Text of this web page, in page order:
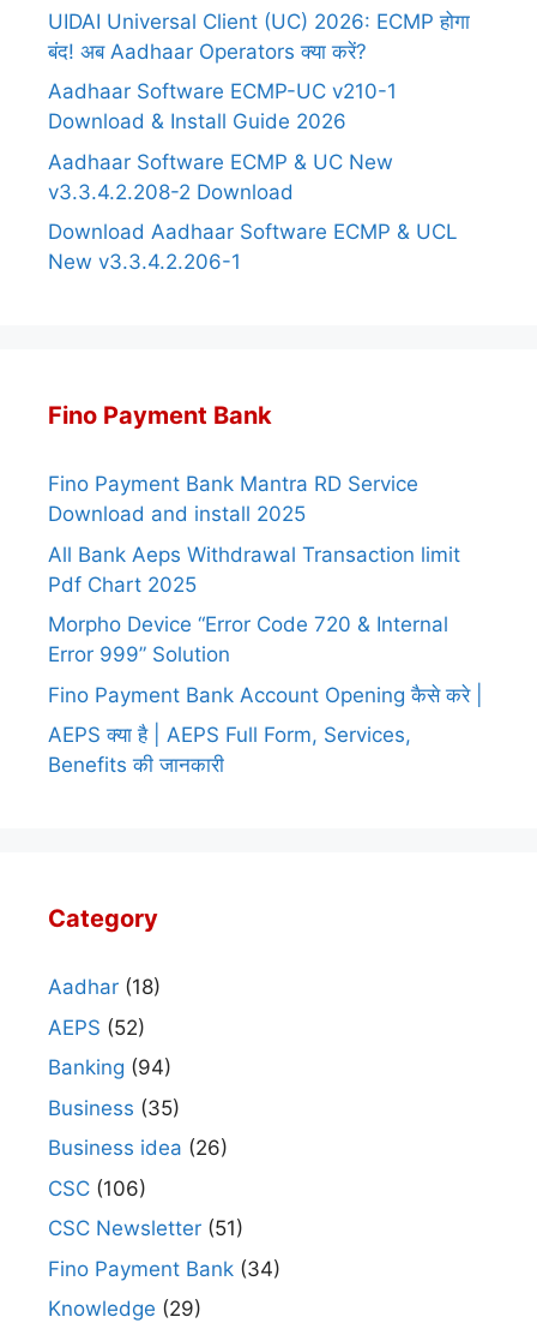
UIDAI Universal Client (UC) 2026: ECMP होगा
बंद! अब Aadhaar Operators क्या करें?
Aadhaar Software ECMP-UC v210-1
Download & Install Guide 2026
Aadhaar Software ECMP & UC New
v3.3.4.2.208-2 Download
Download Aadhaar Software ECMP & UCL
New v3.3.4.2.206-1
Fino Payment Bank
Fino Payment Bank Mantra RD Service
Download and install 2025
All Bank Aeps Withdrawal Transaction limit
Pdf Chart 2025
Morpho Device “Error Code 720 & Internal
Error 999” Solution
Fino Payment Bank Account Opening कैसे करे |
AEPS क्या है | AEPS Full Form, Services,
Benefits की जानकारी
Category
Aadhar (18)
AEPS (52)
Banking (94)
Business (35)
Business idea (26)
CSC (106)
CSC Newsletter (51)
Fino Payment Bank (34)
Knowledge (29)